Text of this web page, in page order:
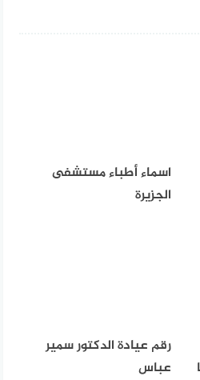
اسماء أطباء مستشفى
الجزيرة
رقم عيادة الدكتور سمير
عباس